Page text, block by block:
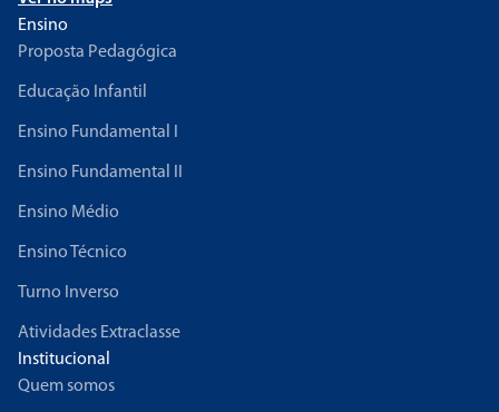
Ensino
Proposta Pedagógica
Educação Infantil
Ensino Fundamental I
Ensino Fundamental II
Ensino Médio
Ensino Técnico
Turno Inverso
Atividades Extraclasse
Institucional
Quem somos